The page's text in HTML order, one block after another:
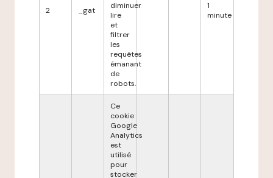
2 _gat
diminuer
lire
et
filtrer
les
requêtes
émanant
de
robots.
1
minute
Ce
cookie
Google
Analytics
est
utilisé
pour
stocker